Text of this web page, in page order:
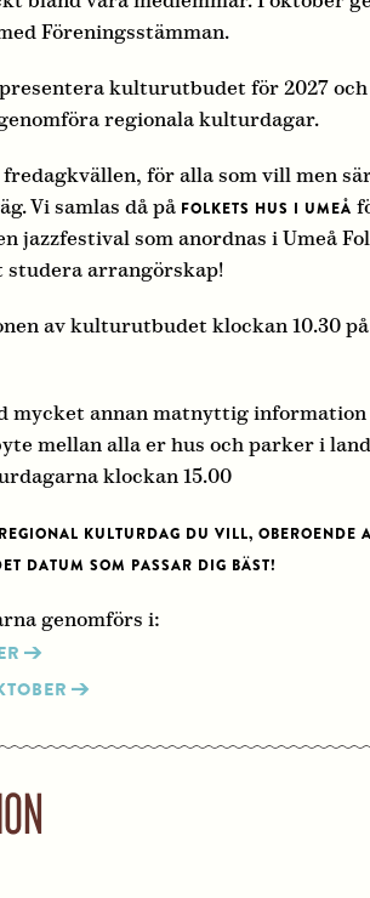
Föreningsstämman.
kulturutbudet för 2027
regionala kulturdagar.
fredagkvällen, för alla som vill men
Vi samlas då på FOLKETS HUS I UMEÅ
jazzfestival som anordnas i Umeå
arrangörskap!
av kulturutbudet klockan 10.30 på
mycket annan matnyttig
mellan alla er hus och parker i
klockan 15.00
KULTURDAG DU VILL, OBEROENDE
DATUM SOM PASSAR DIG BÄST!
genomförs i: